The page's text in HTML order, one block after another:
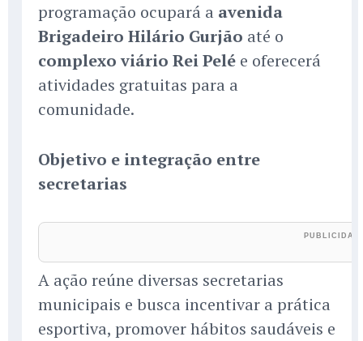
programação ocupará a avenida
Brigadeiro Hilário Gurjão até o
complexo viário Rei Pelé e oferecerá
atividades gratuitas para a
comunidade.
Objetivo e integração entre
secretarias
A ação reúne diversas secretarias
municipais e busca incentivar a prática
esportiva, promover hábitos saudáveis e